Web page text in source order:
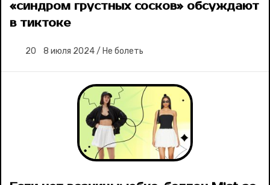
«синдром грустных сосков» обсуждают
в тиктоке
20 8 июля 2024/ Не болеть